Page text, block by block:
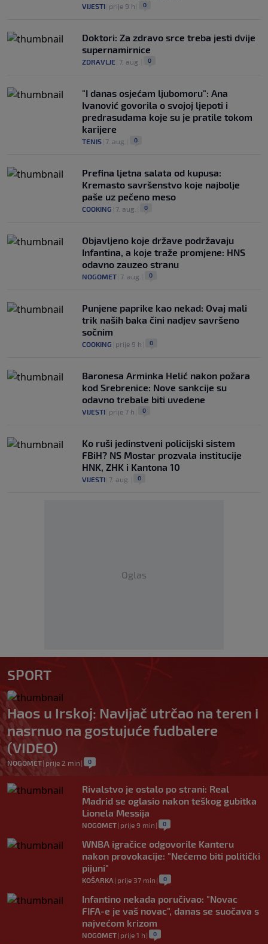
VIJESTI prije 9 h 0
Doktori: Za zdravo srce treba jesti dvije
supernamirnice
ZDRAVLJE 7. aug. 0
"I danas osjećam ljubomoru": Ana
Ivanović govorila o svojoj ljepoti i
predrasudama koje su je pratile tokom
karijere
TENIS 7. aug. 0
Prefina ljetna salata od kupusa:
Kremasto savršenstvo koje najbolje
paše uz pečeno meso
COOKING 7. aug. 0
Objavljeno koje države podržavaju
Infantina, a koje traže promjene: HNS
odavno zauzeo stranu
NOGOMET 7. aug. 0
Punjene paprike kao nekad: Ovaj mali
trik naših baka čini nadjev savršeno
sočnim
COOKING prije 9 h 0
Baronesa Arminka Helić nakon požara
kod Srebrenice: Nove sankcije su
odavno trebale biti uvedene
VIJESTI prije 7 h 0
Ko ruši jedinstveni policijski sistem
FBiH? NS Mostar prozvala institucije
HNK, ZHK i Kantona 10
VIJESTI 7. aug. 0
Oglas
SPORT
Haos u Irskoj: Navijač utrčao na teren i
nasrnuo na gostujuće fudbalere
(VIDEO)
NOGOMET| prije 2 min | 0
Rivalstvo je ostalo po strani: Real
Madrid se oglasio nakon teškog gubitka
Lionela Messija
NOGOMET| prije 9 min | 0
WNBA igračice odgovorile Kanteru
nakon provokacije: "Nećemo biti politički
pijuni"
KOŠARKA | prije 37 min | 0
Infantino nekada poručivao: "Novac
FIFA-e je vaš novac", danas se suočava s
najvećom krizom
NOGOMET| prije 1 h | 0